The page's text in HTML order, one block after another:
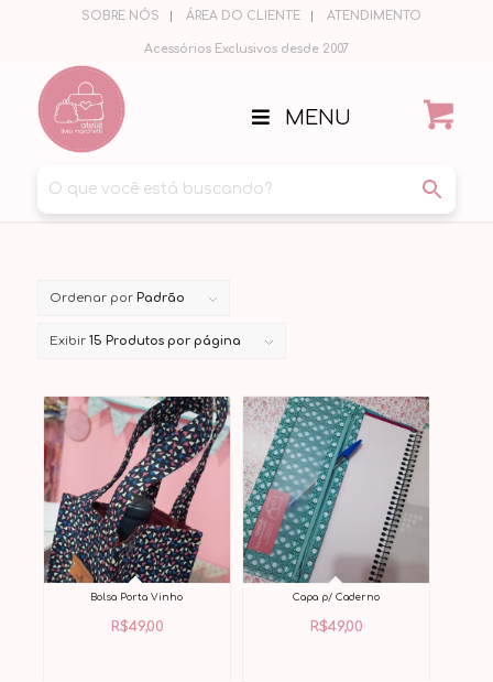
SOBRE NÓS ÁREA DO CLIENTE ATENDIMENTO
Acessórios Exclusivos desde 2007
MENU
Ordenar por Padrão
Exibir 15 Produtos por página
Bolsa Porta Vinho
R$49,00
Capa p/ Caderno
R$49,00